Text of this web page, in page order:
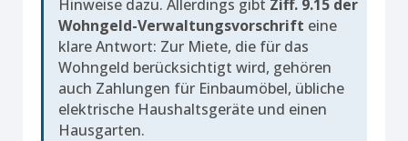
Hinweise dazu. Allerdings gibt Ziff. 9.15 der
Wohngeld-Verwaltungsvorschrift eine
klare Antwort: Zur Miete, die für das
Wohngeld berücksichtigt wird, gehören
auch Zahlungen für Einbaumöbel, übliche
elektrische Haushaltsgeräte und einen
Hausgarten.